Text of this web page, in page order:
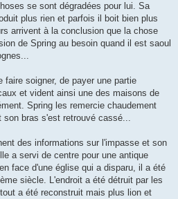
se sont dégradées pour lui. Sa
plus rien et parfois il boit bien plus
arrivent à la conclusion que la chose
de Spring au besoin quand il est saoul
faire soigner, de payer une partie
et vident ainsi une des maisons de
Spring les remercie chaudement
bras s'est retrouvé cassé...
des informations sur l'impasse et son
a servi de centre pour une antique
face d'une église qui a disparu, il a été
siècle. L'endroit a été détruit par les
a été reconstruit mais plus lion et